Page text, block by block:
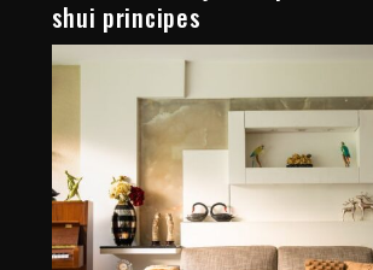
shui principes